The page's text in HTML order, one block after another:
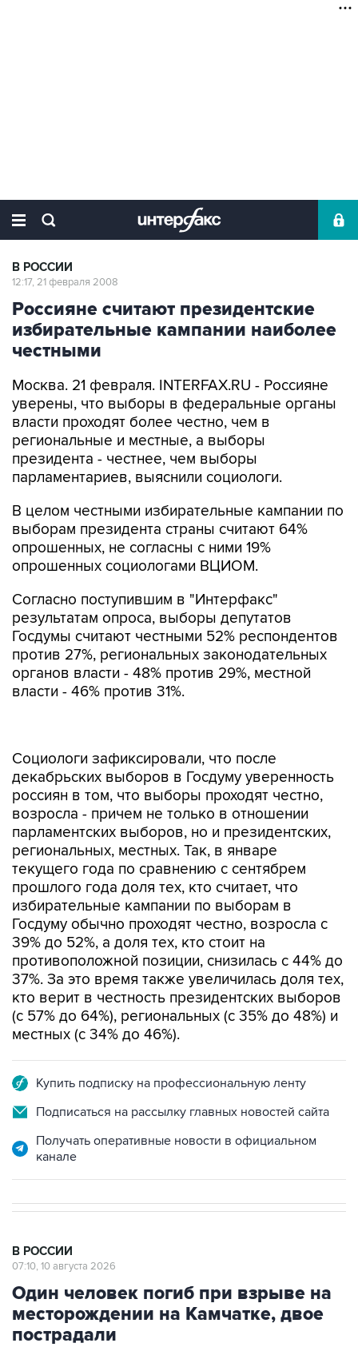
В РОССИИ
12:17, 21 февраля 2008
Россияне считают президентские
избирательные кампании наиболее
честными
Москва. 21 февраля. INTERFAX.RU - Россияне
уверены, что выборы в федеральные органы
власти проходят более честно, чем в
региональные и местные, а выборы
президента - честнее, чем выборы
парламентариев, выяснили социологи.
В целом честными избирательные кампании по
выборам президента страны считают 64%
опрошенных, не согласны с ними 19%
опрошенных социологами ВЦИОМ.
Согласно поступившим в "Интерфакс"
результатам опроса, выборы депутатов
Госдумы считают честными 52% респондентов
против 27%, региональных законодательных
органов власти - 48% против 29%, местной
власти - 46% против 31%.
Социологи зафиксировали, что после
декабрьских выборов в Госдуму уверенность
россиян в том, что выборы проходят честно,
возросла - причем не только в отношении
парламентских выборов, но и президентских,
региональных, местных. Так, в январе
текущего года по сравнению с сентябрем
прошлого года доля тех, кто считает, что
избирательные кампании по выборам в
Госдуму обычно проходят честно, возросла с
39% до 52%, а доля тех, кто стоит на
противоположной позиции, снизилась с 44% до
37%. За это время также увеличилась доля тех,
кто верит в честность президентских выборов
(с 57% до 64%), региональных (с 35% до 48%) и
местных (с 34% до 46%).
Купить подписку на профессиональную ленту
Подписаться на рассылку главных новостей сайта
Получать оперативные новости в официальном
канале
В РОССИИ
07:10, 10 августа 2026
Один человек погиб при взрыве на
месторождении на Камчатке, двое
пострадали